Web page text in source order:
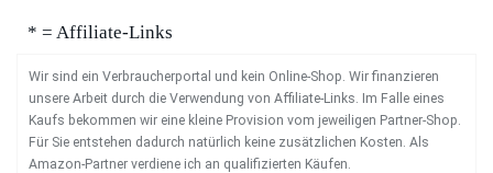
* = Affiliate-Links
Wir sind ein Verbraucherportal und kein Online-Shop. Wir finanzieren
unsere Arbeit durch die Verwendung von Affiliate-Links. Im Falle eines
Kaufs bekommen wir eine kleine Provision vom jeweiligen Partner-Shop.
Für Sie entstehen dadurch natürlich keine zusätzlichen Kosten. Als
Amazon-Partner verdiene ich an qualifizierten Käufen.